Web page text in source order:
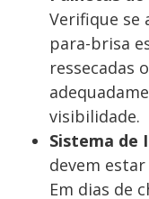
Verifique se
para-brisa
ressecadas
visibilidade.
Sistema de
devem
Em dias de